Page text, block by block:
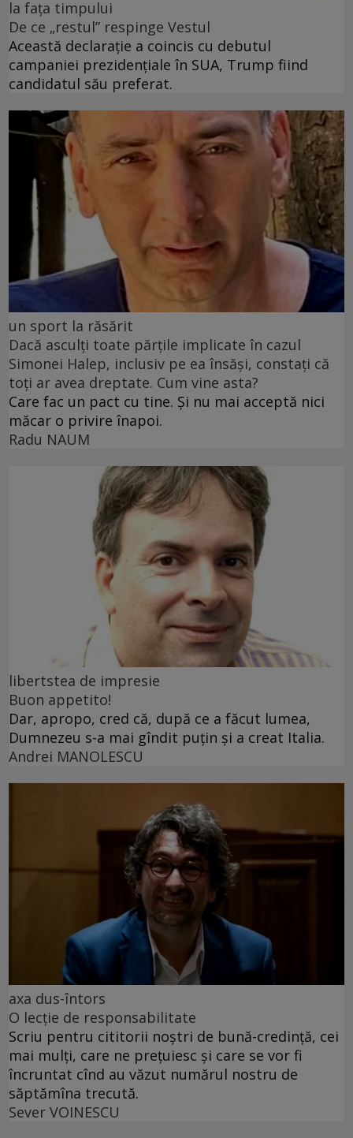
la fața timpului
De ce „restul” respinge Vestul
Această declarație a coincis cu debutul
campaniei prezidențiale în SUA, Trump fiind
candidatul său preferat.
un sport la răsărit
Dacă asculți toate părțile implicate în cazul
Simonei Halep, inclusiv pe ea însăși, constați că
toți ar avea dreptate. Cum vine asta?
Care fac un pact cu tine. Și nu mai acceptă nici
măcar o privire înapoi.
Radu NAUM
libertstea de impresie
Buon appetito!
Dar, apropo, cred că, după ce a făcut lumea,
Dumnezeu s-a mai gîndit puțin și a creat Italia.
Andrei MANOLESCU
axa dus-întors
O lecție de responsabilitate
Scriu pentru cititorii noștri de bună-credință, cei
mai mulți, care ne prețuiesc și care se vor fi
încruntat cînd au văzut numărul nostru de
săptămîna trecută.
Sever VOINESCU